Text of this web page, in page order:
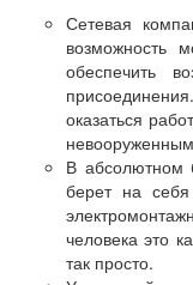
Сетевая
возможность
обеспечить
оказаться
В абсолютном
берет на
человека это
так просто.